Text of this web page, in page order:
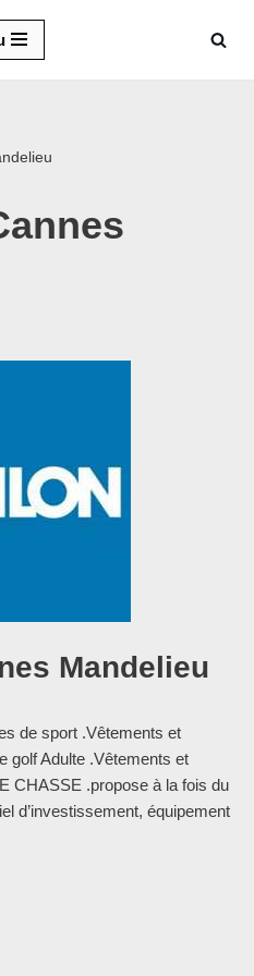
Mandelieu
de sport .Vêtements et
golf Adulte .Vêtements et
CHASSE .propose à la fois du
d’investissement, équipement